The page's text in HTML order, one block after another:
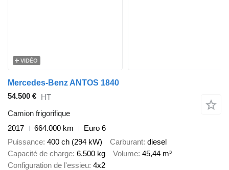
VIDÉO
Mercedes-Benz ANTOS 1840
54.500 € HT
Camion frigorifique
2017
664.000 km
Euro 6
Puissance 400 ch (294 kW) Carburant diesel
Capacité de charge 6.500 kg Volume 45,44 m³
Configuration de l'essieu 4x2